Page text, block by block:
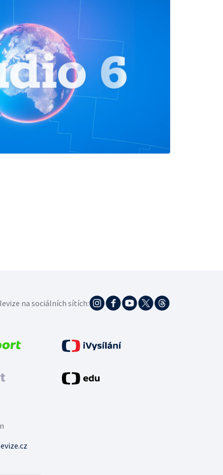
na sociálních sítích: